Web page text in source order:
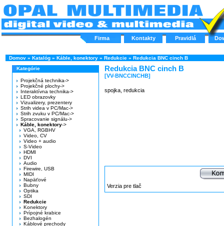
Firma Kontakty Pravidlá
Domov » Katalóg » Káble, konektory » Redukcie » Redukcia BNC cinch B
Kategórie
Projekčná technika->
Projekčné plochy->
Interaktívna technika->
LED obrazovky
Vizualizery, prezentery
Strih videa v PC/Mac->
Strih zvuku v PC/Mac->
Spracovanie signálu->
Káble, konektory->
VGA, RGBHV
Video, CV
Video + audio
S-Video
HDMI
DVI
Audio
Firewire, USB
MIDI
Napäťové
Bubny
Optika
SDI
Redukcie
Konektory
Prípojné krabice
Bezhalogén
Káblové prechody
Redukcia BNC cinch B
[VV-BNCCINCHB]
spojka, redukcia
Verzia pre tlač